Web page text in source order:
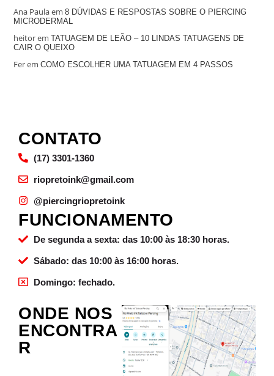
Ana Paulaem8 DÚVIDAS E RESPOSTAS SOBRE O PIERCING
MICRODERMAL
heitoremTATUAGEM DE LEÃO – 10 LINDAS TATUAGENS DE
CAIR O QUEIXO
FeremCOMO ESCOLHER UMA TATUAGEM EM 4 PASSOS
CONTATO
(17) 3301-1360
riopretoink@gmail.com
@piercingriopretoink
FUNCIONAMENTO
De segunda a sexta: das 10:00 às 18:30 horas.
Sábado: das 10:00 às 16:00 horas.
Domingo: fechado.
ONDE NOS
ENCONTRA
R